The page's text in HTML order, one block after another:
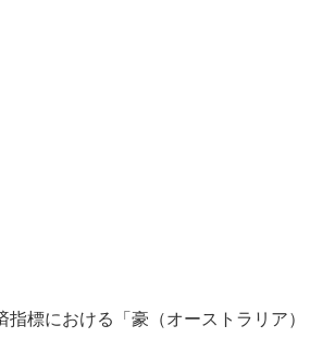
指標における「豪（オーストラリア）